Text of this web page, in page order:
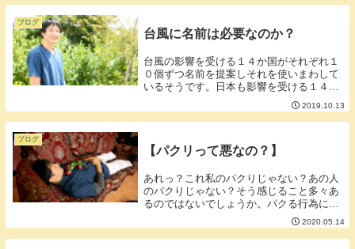
ブログ
台風に名前は必要なのか？
台風の影響を受ける１４か国がそれぞれ１
０個ずつ名前を提案しそれを使いまわして
いるそうです。日本も影響を受ける１４か
国に入っているので日本語の台風も存在し
ます。▼主な台風の呼び方てんびんやぎう
さぎくじらコップ…もう少し危機感がある
2019.10.13
ブログ
【パクリって悪なの？】
あれっ？これ私のパクりじゃない？あの人
のパクりじゃない？そう感じること多々あ
るのではないでしょうか。パクる行為に関
して気分が悪くなる事もしばしばありませ
んか？今日は私の考えるパクりについての
考えを書いていこうかと思います。■パク
2020.05.14